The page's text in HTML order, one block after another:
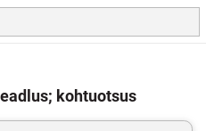
kohtuotsus